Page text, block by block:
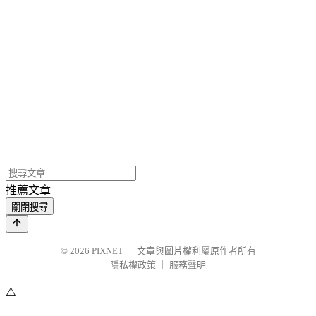
推薦文章
關閉搜尋
© 2026 PIXNET
文章與圖片權利屬原作者所有
隱私權政策
服務聲明
⚠️